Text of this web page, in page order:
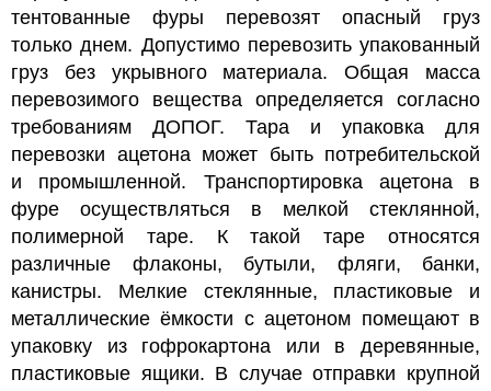
тентованные фуры перевозят опасный груз
только днем. Допустимо перевозить упакованный
груз без укрывного материала. Общая масса
перевозимого вещества определяется согласно
требованиям ДОПОГ. Тара и упаковка для
перевозки ацетона может быть потребительской
и промышленной. Транспортировка ацетона в
фуре осуществляться в мелкой стеклянной,
полимерной таре. К такой таре относятся
различные флаконы, бутыли, фляги, банки,
канистры. Мелкие стеклянные, пластиковые и
металлические ёмкости с ацетоном помещают в
упаковку из гофрокартона или в деревянные,
пластиковые ящики. В случае отправки крупной